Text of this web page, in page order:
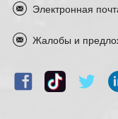
Электронная
Жалобы и